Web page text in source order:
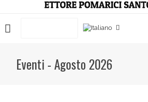
Eventi - Agosto 2026